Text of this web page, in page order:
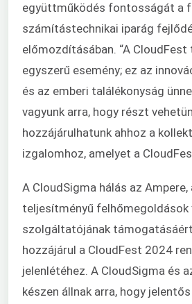
együttműködés fontosságát a
számítástechnikai iparág
előmozdításában. “A
egyszerű esemény; ez az
és az emberi találékonyság
vagyunk arra, hogy részt
hozzájárulhatunk ahhoz a
izgalomhoz, amelyet a
A CloudSigma hálás az Ampere,
teljesítményű felhőmegoldások
szolgáltatójának
hozzájárul a CloudFest 2024
jelenlétéhez. A CloudSigma és
készen állnak arra, hogy